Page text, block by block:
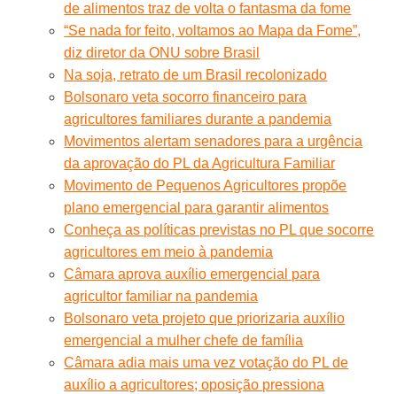
de alimentos traz de volta o fantasma da fome
“Se nada for feito, voltamos ao Mapa da Fome”,
diz diretor da ONU sobre Brasil
Na soja, retrato de um Brasil recolonizado
Bolsonaro veta socorro financeiro para
agricultores familiares durante a pandemia
Movimentos alertam senadores para a urgência
da aprovação do PL da Agricultura Familiar
Movimento de Pequenos Agricultores propõe
plano emergencial para garantir alimentos
Conheça as políticas previstas no PL que socorre
agricultores em meio à pandemia
Câmara aprova auxílio emergencial para
agricultor familiar na pandemia
Bolsonaro veta projeto que priorizaria auxílio
emergencial a mulher chefe de família
Câmara adia mais uma vez votação do PL de
auxílio a agricultores; oposição pressiona